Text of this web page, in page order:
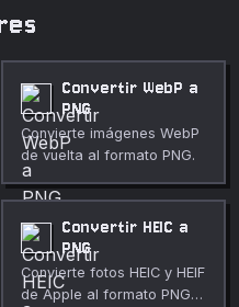
Convertir WebP a
PNG
Convierte imágenes WebP
de vuelta al formato PNG.
Convertir HEIC a
PNG
Convierte fotos HEIC y HEIF
de Apple al formato PNG